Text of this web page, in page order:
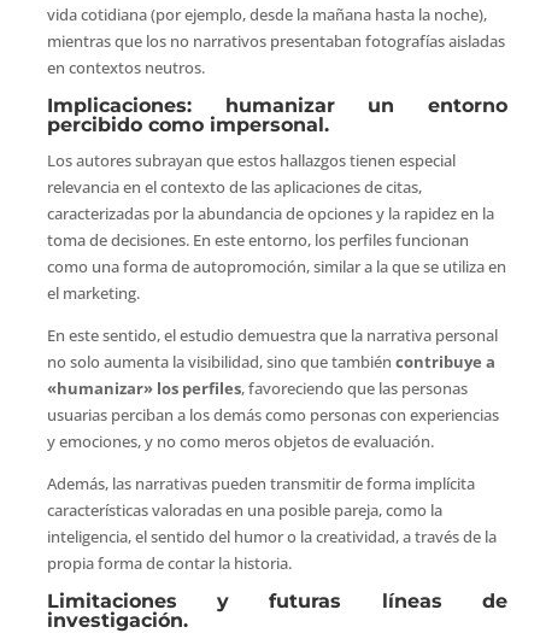
vida cotidiana (por ejemplo, desde la mañana hasta la noche),
mientras que los no narrativos presentaban fotografías aisladas
en contextos neutros.
Implicaciones: humanizar un entorno
percibido como impersonal.
Los autores subrayan que estos hallazgos tienen especial
relevancia en el contexto de las aplicaciones de citas,
caracterizadas por la abundancia de opciones y la rapidez en la
toma de decisiones. En este entorno, los perfiles funcionan
como una forma de autopromoción, similar a la que se utiliza en
el marketing.
En este sentido, el estudio demuestra que la narrativa personal
no solo aumenta la visibilidad, sino que también contribuye a
«humanizar» los perfiles, favoreciendo que las personas
usuarias perciban a los demás como personas con experiencias
y emociones, y no como meros objetos de evaluación.
Además, las narrativas pueden transmitir de forma implícita
características valoradas en una posible pareja, como la
inteligencia, el sentido del humor o la creatividad, a través de la
propia forma de contar la historia.
Limitaciones y futuras líneas de
investigación.